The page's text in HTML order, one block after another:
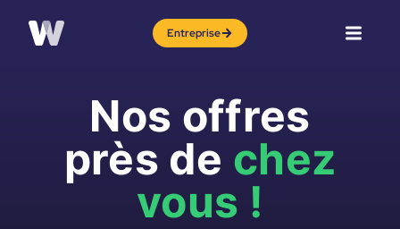
Entreprise
Nos offres
près de chez
vous !